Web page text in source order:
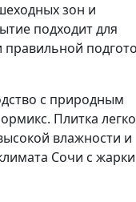
зон и
подходит для
с природным
Плитка легко
влажности и
Сочи с